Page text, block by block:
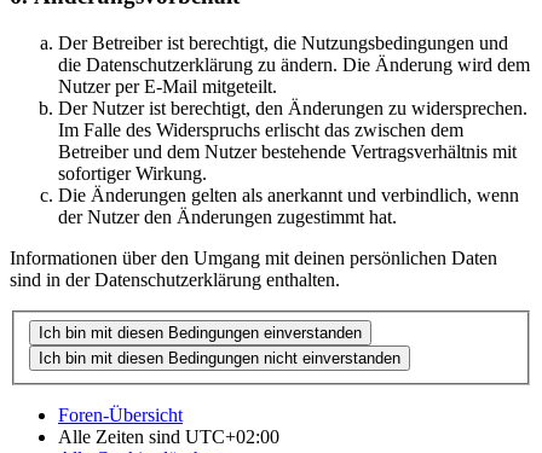
Der Betreiber ist berechtigt, die Nutzungsbedingungen und
die Datenschutzerklärung zu ändern. Die Änderung wird dem
Nutzer per E-Mail mitgeteilt.
Der Nutzer ist berechtigt, den Änderungen zu widersprechen.
Im Falle des Widerspruchs erlischt das zwischen dem
Betreiber und dem Nutzer bestehende Vertragsverhältnis mit
sofortiger Wirkung.
Die Änderungen gelten als anerkannt und verbindlich, wenn
der Nutzer den Änderungen zugestimmt hat.
Informationen über den Umgang mit deinen persönlichen Daten
sind in der Datenschutzerklärung enthalten.
Foren-Übersicht
Alle Zeiten sind UTC+02:00